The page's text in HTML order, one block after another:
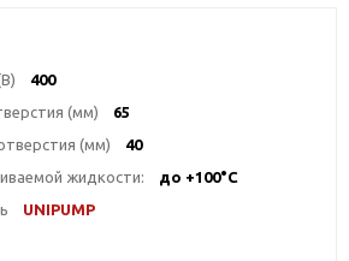
400
(мм)
65
(мм)
40
жидкости:
до +100°С
UNIPUMP